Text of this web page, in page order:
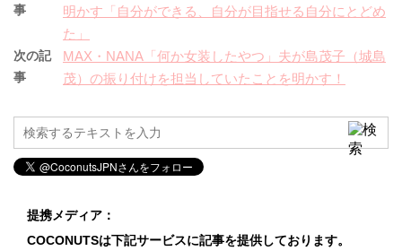
事
明かす「自分ができる、自分が目指せる自分にとどめ
た」
次の記
事
МAX・NANA「何か女装したやつ」夫が島茂子（城島
茂）の振り付けを担当していたことを明かす！
提携メディア：
COCONUTSは下記サービスに記事を提供しております。